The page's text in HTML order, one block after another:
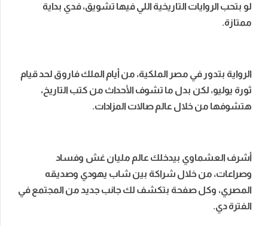
لو بتحب الروايات التاريخية اللي فيها تشويق، فدي بداية
ممتازة.
الرواية بتدور في مصر الملكية، من أيام الملك فاروق لحد قيام
ثورة يوليو، لكن بدل ما تشوف الأحداث من كتب التاريخ،
هتشوفها من خلال عالم صالات المزادات.
أشرف العشماوي بيدخلك عالم مليان غش وفساد
وصراعات، من خلال شراكة بين شاب يهودي وصديقه
المصري، وكل صفحة بتكشف لك جانب جديد من المجتمع في
الفترة دي.